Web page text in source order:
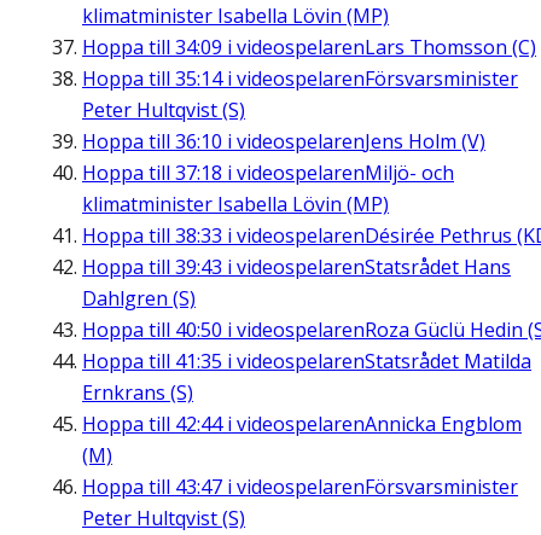
klimatminister Isabella Lövin (MP)
Hoppa till 34:09 i videospelarenLars Thomsson (C)
Hoppa till 35:14i videospelarenFörsvarsminister
Peter Hultqvist (S)
Hoppa till 36:10 i videospelarenJens Holm (V)
Hoppa till 37:18 i videospelarenMiljö- och
klimatminister Isabella Lövin (MP)
Hoppa till 38:33 i videospelarenDésirée Pethrus
Hoppa till 39:43 i videospelarenStatsrådet Hans
Dahlgren (S)
Hoppa till 40:50 i videospelarenRoza Güclü Hedin
Hoppa till 41:35 i videospelarenStatsrådet Matilda
Ernkrans (S)
Hoppa till 42:44i videospelarenAnnicka Engblom
(M)
Hoppa till 43:47 i videospelarenFörsvarsminister
Peter Hultqvist (S)